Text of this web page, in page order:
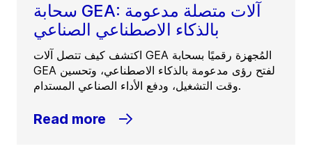
سحابة GEA: آلات متصلة مدعومة
بالذكاء الاصطناعي الصناعي
اكتشف كيف تتصل آلات GEA المُجهزة رقميًا بسحابة
GEA لفتح رؤى مدعومة بالذكاء الاصطناعي، وتحسين
وقت التشغيل، ودفع الأداء الصناعي المستدام.
Read more